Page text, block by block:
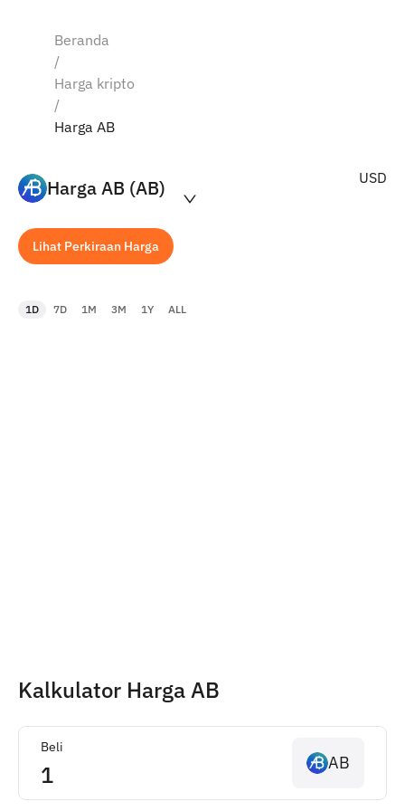
Beranda
/
Harga kripto
/
Harga AB
Harga AB (AB) USD
Lihat Perkiraan Harga
1D 7D 1M 3M 1Y ALL
Kalkulator Harga AB
Beli
AB